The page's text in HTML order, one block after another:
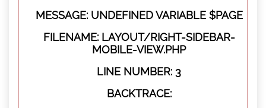
MESSAGE: UNDEFINED VARIABLE $PAGE
FILENAME: LAYOUT/RIGHT-SIDEBAR-
MOBILE-VIEW.PHP
LINE NUMBER: 3
BACKTRACE: